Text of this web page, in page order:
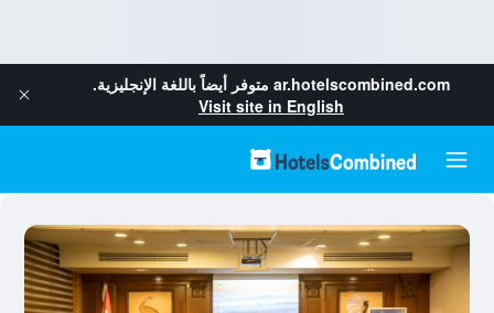
ar.hotelscombined.com متوفر أيضاً باللغة الإنجليزية.
Visit site in English